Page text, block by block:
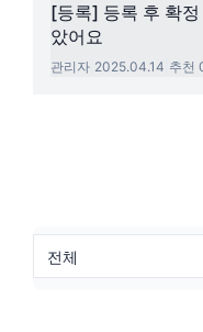
[등록] 등록 후 확
았어요
관리자 2025.04.14 추천